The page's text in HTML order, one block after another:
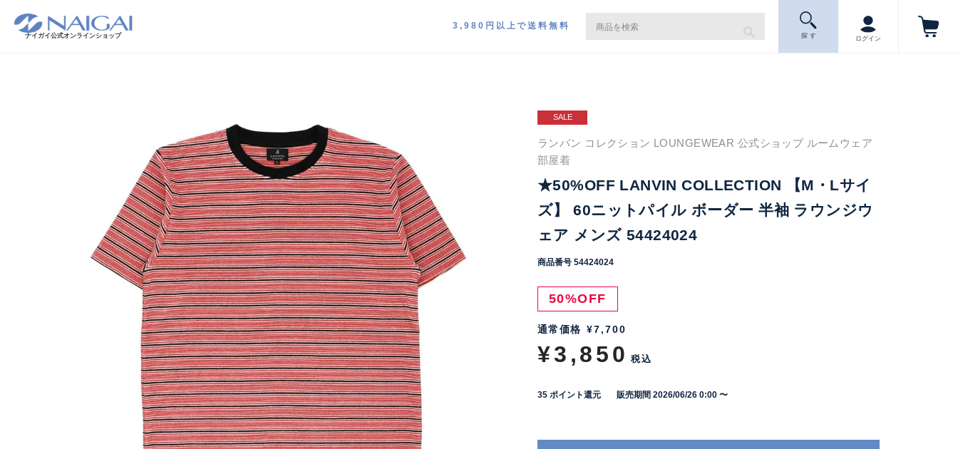
ナイガイ公式オンラインショップ
3,980円以上で送料無料
探 す ログイン
SALE
ランバン コレクション LOUNGEWEAR 公式ショップ ルームウェア
部屋着
★50%OFF LANVIN COLLECTION 【M・Lサイ
ズ】 60ニットパイル ボーダー 半袖 ラウンジウ
ェア メンズ 54424024
商品番号 54424024
50%OFF
通常価格 ¥7,700
¥3,850 税込
35 ポイント還元 販売期間 2026/06/26 0:00 〜